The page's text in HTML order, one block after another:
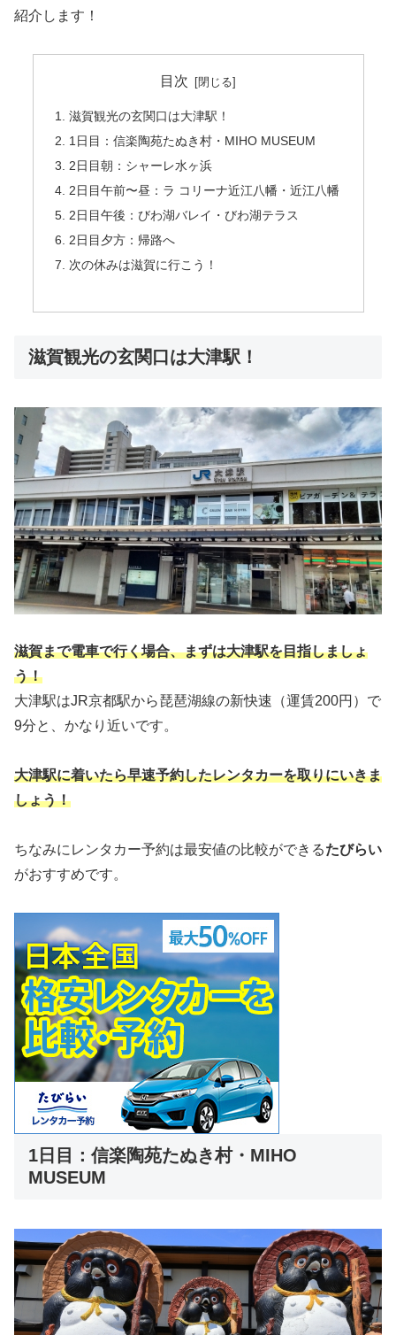
紹介します！
目次
滋賀観光の玄関口は大津駅！
1日目：信楽陶苑たぬき村・MIHO MUSEUM
2日目朝：シャーレ水ヶ浜
2日目午前〜昼：ラ コリーナ近江八幡・近江八幡
2日目午後：びわ湖バレイ・びわ湖テラス
2日目夕方：帰路へ
次の休みは滋賀に行こう！
滋賀観光の玄関口は大津駅！
滋賀まで電車で行く場合、まずは大津駅を目指しましょ
う！
大津駅はJR京都駅から琵琶湖線の新快速（運賃200円）で
9分と、かなり近いです。
大津駅に着いたら早速予約したレンタカーを取りにいきま
しょう！
ちなみにレンタカー予約は最安値の比較ができるたびらい
がおすすめです。
1日目：信楽陶苑たぬき村・MIHO
MUSEUM